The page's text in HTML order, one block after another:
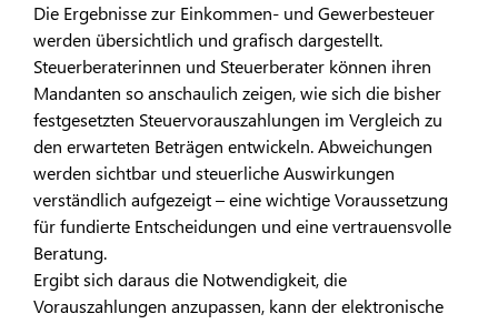
Die Ergebnisse zur Einkommen- und Gewerbesteuer
werden übersichtlich und grafisch dargestellt.
Steuerberaterinnen und Steuerberater können ihren
Mandanten so anschaulich zeigen, wie sich die bisher
festgesetzten Steuervorauszahlungen im Vergleich zu
den erwarteten Beträgen entwickeln. Abweichungen
werden sichtbar und steuerliche Auswirkungen
verständlich aufgezeigt – eine wichtige Voraussetzung
für fundierte Entscheidungen und eine vertrauensvolle
Beratung.
Ergibt sich daraus die Notwendigkeit, die
Vorauszahlungen anzupassen, kann der elektronische